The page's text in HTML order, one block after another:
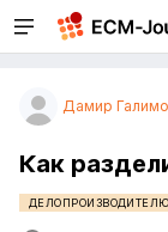
Дамир
Как
ДЕЛОПРОИЗВОДИТЕЛЮ